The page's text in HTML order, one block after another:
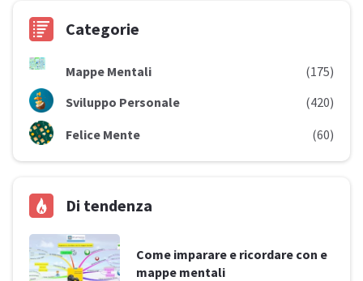
Categorie
Mappe Mentali
(175)
Sviluppo Personale
(420)
Felice Mente
(60)
Di tendenza
Come imparare e ricordare con e
mappe mentali